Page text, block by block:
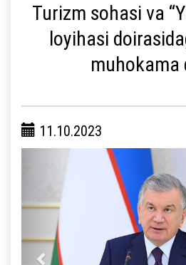
Turizm sohasi va
loyihasi
muhokama
11.10.2023